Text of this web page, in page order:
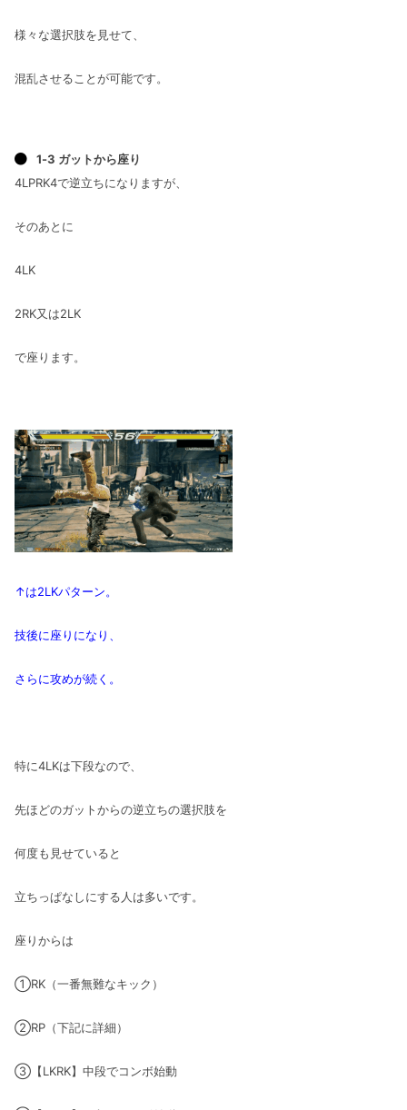
様々な選択肢を見せて、
混乱させることが可能です。
1-3 ガットから座り
4LPRK4で逆立ちになりますが、
そのあとに
4LK
2RK又は2LK
で座ります。
↑は2LKパターン。
技後に座りになり、
さらに攻めが続く。
特に4LKは下段なので、
先ほどのガットからの逆立ちの選択肢を
何度も見せていると
立ちっぱなしにする人は多いです。
座りからは
①RK（一番無難なキック）
②RP（下記に詳細）
③【LKRK】中段でコンボ始動